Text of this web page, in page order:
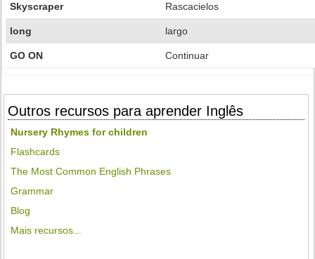
Skyscraper Rascacielos
long largo
GO ON Continuar
Outros recursos para aprender Inglês
Nursery Rhymes for children
Flashcards
The Most Common English Phrases
Grammar
Blog
Mais recursos...